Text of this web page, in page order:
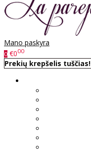
Mano paskyra
0 €000
Prekių krepšelis tuščias!